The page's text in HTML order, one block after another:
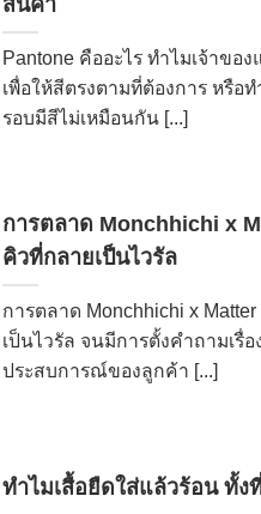
Pantone คืออะไร ทำไมเจ้าข
เพื่อให้สีตรงตามที่ต้องการ หรือ
รอบมีสีไม่เหมือนกัน [...]
การตลาด Monchhichi x
คิวที่กลายเป็นไวรัล
การตลาด Monchhichi x
เป็นไวรัล จนมีการตั้งคำถามเรื่
ประสบการณ์ของลูกค้า [...]
ทำไมเสื้อยืดใส่แล้วร้อน ทั้ง